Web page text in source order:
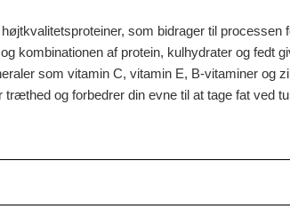
som bidrager til
kombinationen af protein, kulhydrater og fedt
som vitamin C, vitamin E, B-vitaminer og
og forbedrer din evne til at tage fat ved